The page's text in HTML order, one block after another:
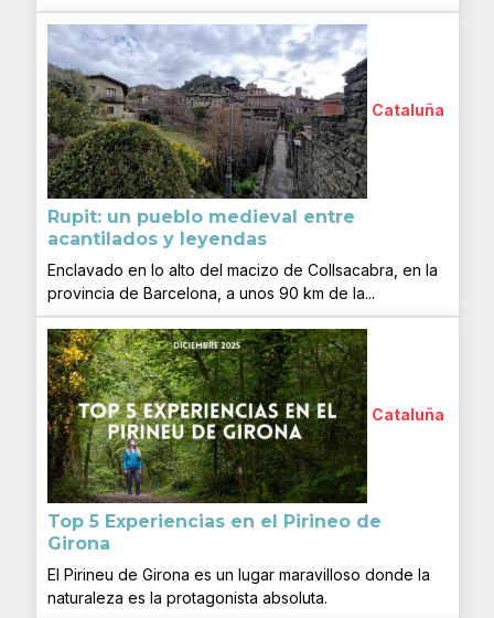
Cataluña
Rupit: un pueblo medieval entre
acantilados y leyendas
Enclavado en lo alto del macizo de Collsacabra, en la
provincia de Barcelona, a unos 90 km de la...
Cataluña
Top 5 Experiencias en el Pirineo de
Girona
El Pirineu de Girona es un lugar maravilloso donde la
naturaleza es la protagonista absoluta.